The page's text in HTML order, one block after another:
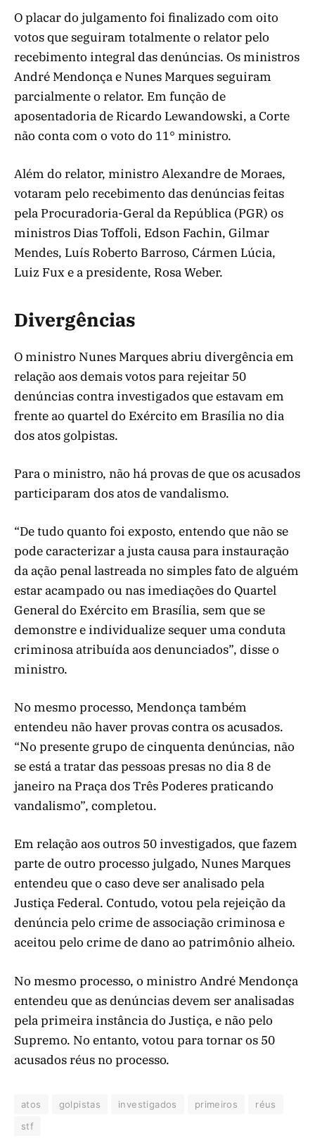
O placar do julgamento foi finalizado com oito
votos que seguiram totalmente o relator pelo
recebimento integral das denúncias. Os ministros
André Mendonça e Nunes Marques seguiram
parcialmente o relator. Em função de
aposentadoria de Ricardo Lewandowski, a Corte
não conta com o voto do 11° ministro.
Além do relator, ministro Alexandre de Moraes,
votaram pelo recebimento das denúncias feitas
pela Procuradoria-Geral da República (PGR) os
ministros Dias Toffoli, Edson Fachin, Gilmar
Mendes, Luís Roberto Barroso, Cármen Lúcia,
Luiz Fux e a presidente, Rosa Weber.
Divergências
O ministro Nunes Marques abriu divergência em
relação aos demais votos para rejeitar 50
denúncias contra investigados que estavam em
frente ao quartel do Exército em Brasília no dia
dos atos golpistas.
Para o ministro, não há provas de que os acusados
participaram dos atos de vandalismo.
“De tudo quanto foi exposto, entendo que não se
pode caracterizar a justa causa para instauração
da ação penal lastreada no simples fato de alguém
estar acampado ou nas imediações do Quartel
General do Exército em Brasília, sem que se
demonstre e individualize sequer uma conduta
criminosa atribuída aos denunciados”, disse o
ministro.
No mesmo processo, Mendonça também
entendeu não haver provas contra os acusados.
“No presente grupo de cinquenta denúncias, não
se está a tratar das pessoas presas no dia 8 de
janeiro na Praça dos Três Poderes praticando
vandalismo”, completou.
Em relação aos outros 50 investigados, que fazem
parte de outro processo julgado, Nunes Marques
entendeu que o caso deve ser analisado pela
Justiça Federal. Contudo, votou pela rejeição da
denúncia pelo crime de associação criminosa e
aceitou pelo crime de dano ao patrimônio alheio.
No mesmo processo, o ministro André Mendonça
entendeu que as denúncias devem ser analisadas
pela primeira instância do Justiça, e não pelo
Supremo. No entanto, votou para tornar os 50
acusados réus no processo.
atos golpistas investigados primeiros
réus
stf